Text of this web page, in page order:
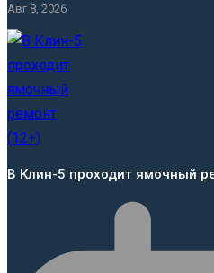
Авг 8, 2026
В Клин-5 проходит ямочный